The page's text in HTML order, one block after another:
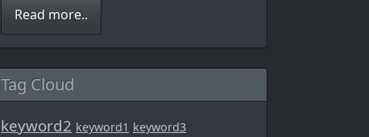
Read more..
Tag Cloud
keyword2 keyword1 keyword3